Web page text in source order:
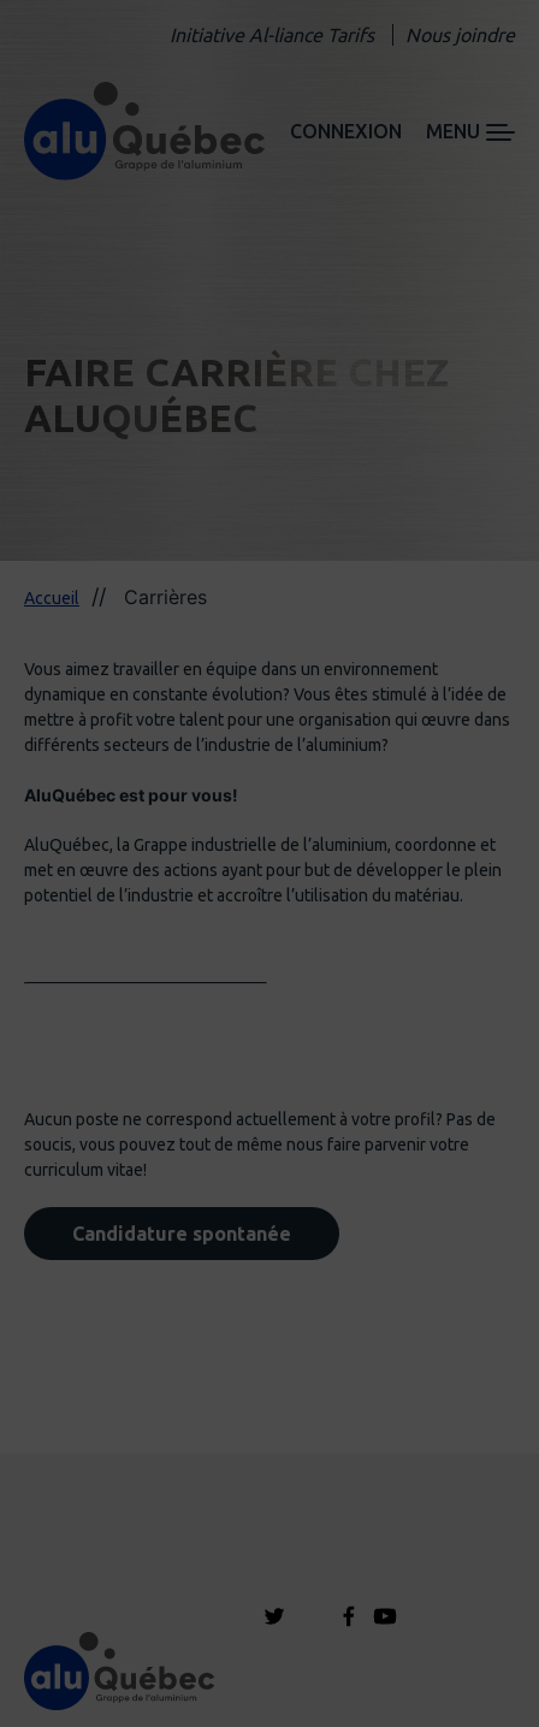
Initiative Al-liance Tarifs Nous joindre
CONNEXION MENU
FAIRE CARRIÈRE CHEZ
ALUQUÉBEC
Accueil Carrières
Vous aimez travailler en équipe dans un environnement
dynamique en constante évolution? Vous êtes stimulé à l’idée de
mettre à profit votre talent pour une organisation qui œuvre dans
différents secteurs de l’industrie de l’aluminium?
AluQuébec est pour vous!
AluQuébec, la Grappe industrielle de l’aluminium, coordonne et
met en œuvre des actions ayant pour but de développer le plein
potentiel de l’industrie et accroître l’utilisation du matériau.
Aucun poste ne correspond actuellement à votre profil? Pas de
soucis, vous pouvez tout de même nous faire parvenir votre
curriculum vitae!
Candidature spontanée